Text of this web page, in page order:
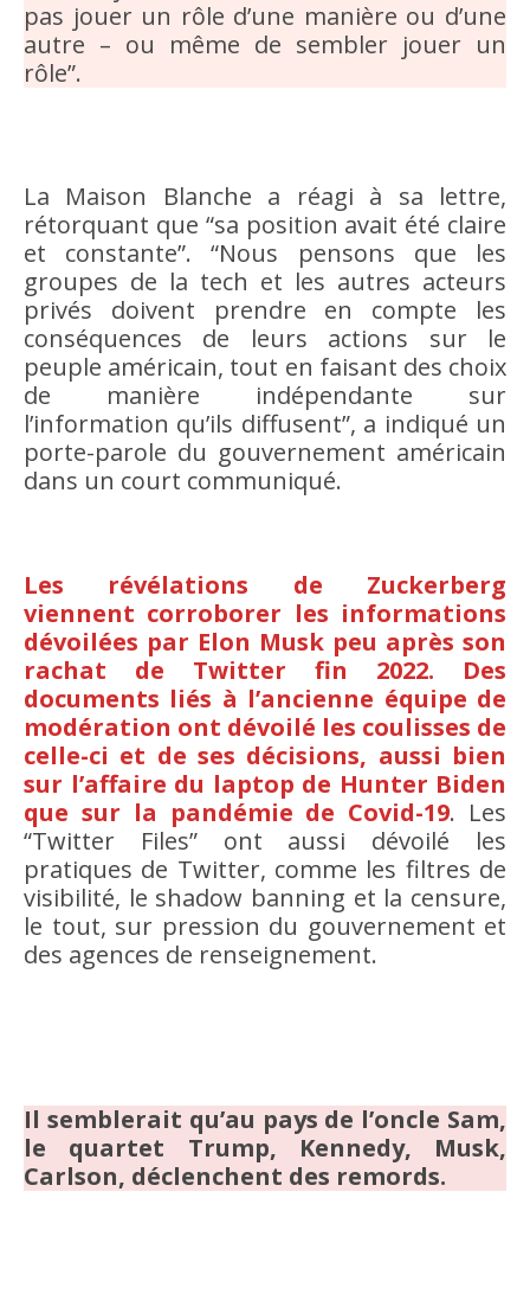
pas jouer un rôle d’une manière ou d’une
autre – ou même de sembler jouer un
rôle”.
La Maison Blanche a réagi à sa lettre,
rétorquant que “sa position avait été claire
et constante”. “Nous pensons que les
groupes de la tech et les autres acteurs
privés doivent prendre en compte les
conséquences de leurs actions sur le
peuple américain, tout en faisant des choix
de manière indépendante sur
l’information qu’ils diffusent”, a indiqué un
porte-parole du gouvernement américain
dans un court communiqué.
Les révélations de Zuckerberg
viennent corroborer les informations
dévoilées par Elon Musk peu après son
rachat de Twitter fin 2022. Des
documents liés à l’ancienne équipe de
modération ont dévoilé les coulisses de
celle-ci et de ses décisions, aussi bien
sur l’affaire du laptop de Hunter Biden
que sur la pandémie de Covid-19. Les
“Twitter Files” ont aussi dévoilé les
pratiques de Twitter, comme les filtres de
visibilité, le shadow banning et la censure,
le tout, sur pression du gouvernement et
des agences de renseignement.
Il semblerait qu’au pays de l’oncle Sam,
le quartet Trump, Kennedy, Musk,
Carlson, déclenchent des remords.